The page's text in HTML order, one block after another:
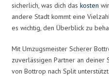
sicherlich, was dich das kosten
andere Stadt kommt eine
es wichtig, den Überblick zu
Mit Umzugsmeister Scherer
zuverlässigen Partner an deiner
von Bottrop nach Split